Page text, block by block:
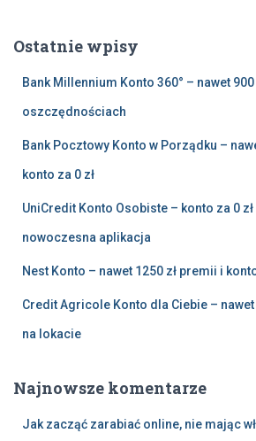
jOstatnie wpisy
Bank Millennium Konto 360° – nawet 900
oszczędnościach
Bank Pocztowy Konto w Porządku –
konto za 0 zł
UniCredit Konto Osobiste – konto za 0
nowoczesna aplikacja
Nest Konto – nawet 1250 zł premii i
Credit Agricole Konto dla Ciebie – nawet
na lokacie
Najnowsze komentarze
Jak zacząć zarabiać online, nie mając